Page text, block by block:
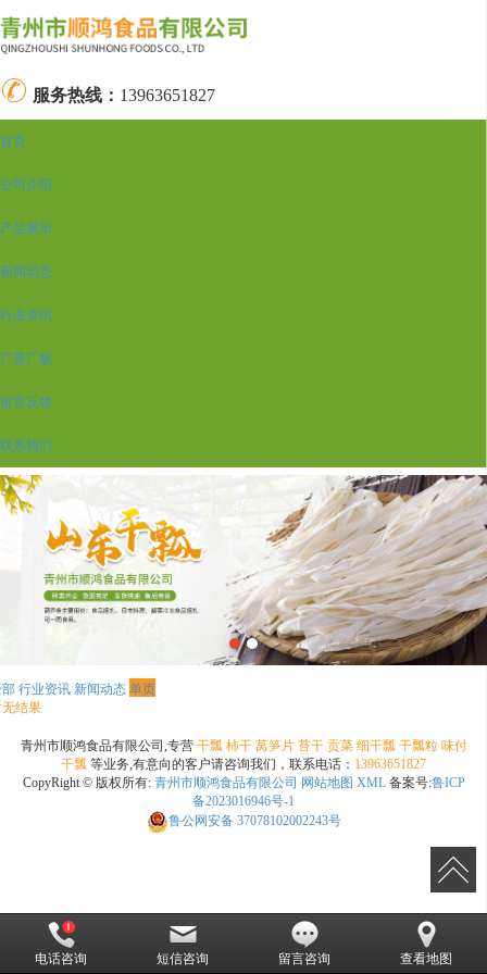
服务热线： 13963651827
首页
公司介绍
产品展示
新闻动态
行业资讯
厂景厂貌
留言反馈
联系我们
行业资讯 新闻动态 单页
结果
青州市顺鸿食品有限公司,专营 干瓢 柿干 莴笋片 苔干 贡菜 细干瓢 干瓢粒 味付
干瓢 等业务,有意向的客户请咨询我们，联系电话： 13963651827
CopyRight © 版权所有: 青州市顺鸿食品有限公司 网站地图 XML备案号:鲁ICP
备2023016946号-1
鲁公网安备37078102002243号
电话咨询 短信咨询 留言咨询 查看地图